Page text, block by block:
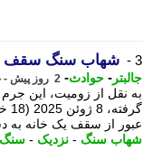
3 - شهاب سنگ سقف
جالبتر - حوادث- 2 روز پیش - چهارشنبه 14 مرداد 1405، 01:12
عبور از سقف یک خانه
شهاب سنگ - نزدیک - سنگ